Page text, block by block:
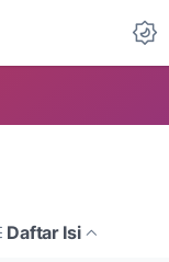
Daftar Isi